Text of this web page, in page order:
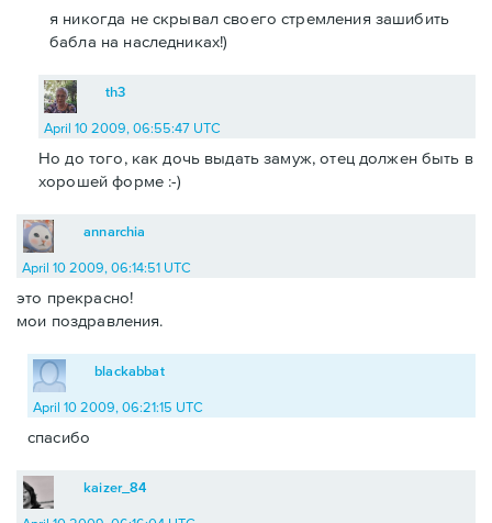
я никогда не скрывал своего стремления зашибить
бабла на наследниках!)
th3
April 10 2009, 06:55:47 UTC
Но до того, как дочь выдать замуж, отец должен быть в
хорошей форме :-)
annarchia
April 10 2009, 06:14:51 UTC
это прекрасно!
мои поздравления.
blackabbat
April 10 2009, 06:21:15 UTC
спасибо
kaizer_84